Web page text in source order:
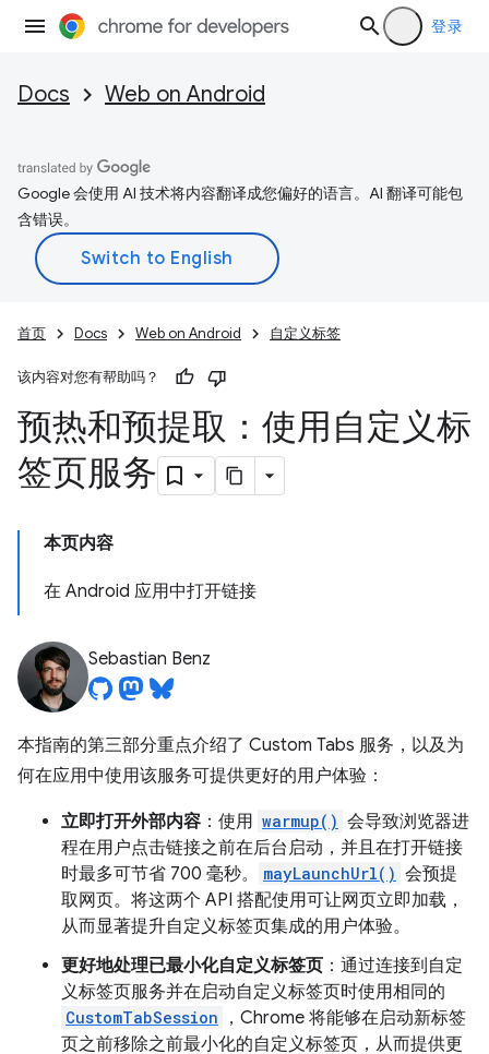
登录
Docs Web on Android
Google 会使用 AI 技术将内容翻译成您偏好的语言。AI 翻译可能包
含错误。
首页 Docs Web on Android 自定义标签
该内容对您有帮助吗？
预热和预提取：使用自定义标
签页服务
本页内容
在 Android 应用中打开链接
Sebastian Benz
本指南的第三部分重点介绍了 Custom Tabs 服务，以及为
何在应用中使用该服务可提供更好的用户体验：
立即打开外部内容 ：使用 warmup() 会导致浏览器进
程在用户点击链接之前在后台启动，并且在打开链接
时最多可节省 700 毫秒。
mayLaunchUrl() 会预提
取网页。将这两个 API 搭配使用可让网页立即加载，
从而显著提升自定义标签页集成的用户体验。
更好地处理已最小化自定义标签页 ：通过连接到自定
义标签页服务并在启动自定义标签页时使用相同的
CustomTabSession
，Chrome 将能够在启动新标签
页之前移除之前最小化的自定义标签页，从而提供更